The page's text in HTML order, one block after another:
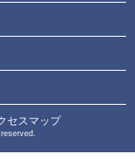
セスマップ